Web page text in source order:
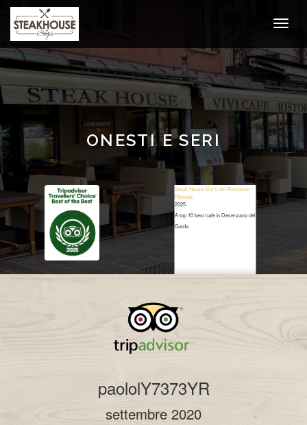
ONESTI E SERI
Steak House Vivi Cafe Ristorante -
Pizzeria
2025
A top 10 best cafe in Desenzano del
Garda
Restaurant Guru
paololY7373YR
settembre 2020